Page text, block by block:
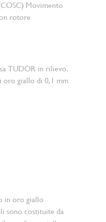
Movimento
rotore
TUDOR in rilievo.
oro giallo di 0,1 mm
in oro giallo
sono costituite da